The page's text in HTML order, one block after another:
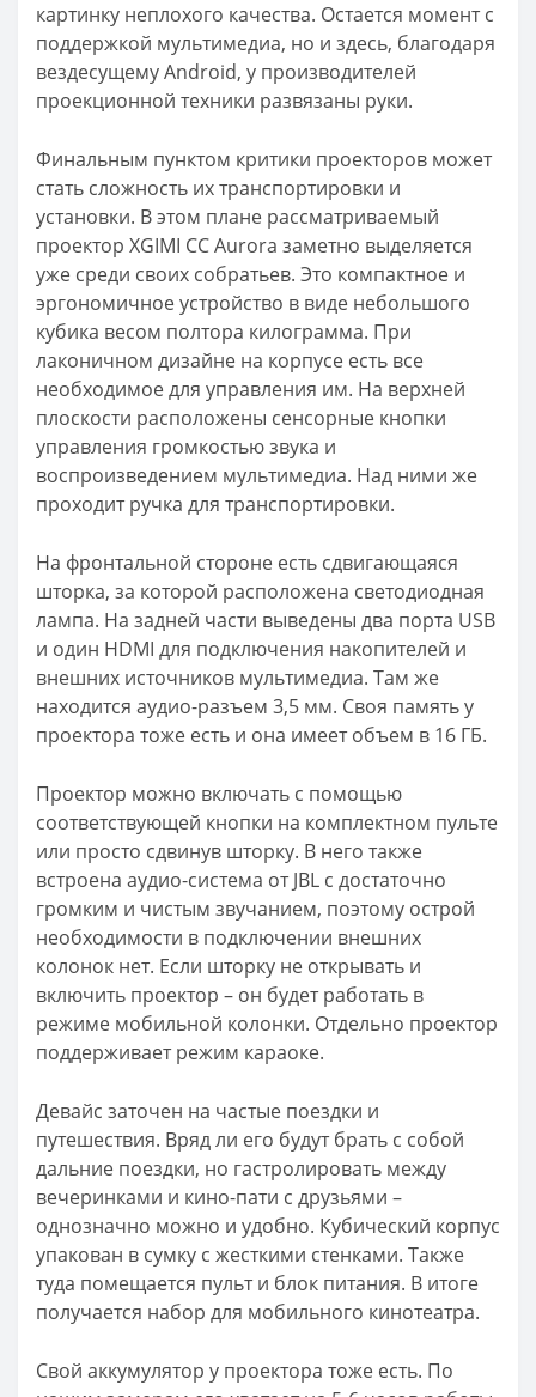
картинку неплохого качества. Остается момент с
поддержкой мультимедиа, но и здесь, благодаря
вездесущему Android, у производителей
проекционной техники развязаны руки.
Финальным пунктом критики проекторов может
стать сложность их транспортировки и
установки. В этом плане рассматриваемый
проектор XGIMI CC Aurora заметно выделяется
уже среди своих собратьев. Это компактное и
эргономичное устройство в виде небольшого
кубика весом полтора килограмма. При
лаконичном дизайне на корпусе есть все
необходимое для управления им. На верхней
плоскости расположены сенсорные кнопки
управления громкостью звука и
воспроизведением мультимедиа. Над ними же
проходит ручка для транспортировки.
На фронтальной стороне есть сдвигающаяся
шторка, за которой расположена светодиодная
лампа. На задней части выведены два порта USB
и один HDMI для подключения накопителей и
внешних источников мультимедиа. Там же
находится аудио-разъем 3,5 мм. Своя память у
проектора тоже есть и она имеет объем в 16 ГБ.
Проектор можно включать с помощью
соответствующей кнопки на комплектном пульте
или просто сдвинув шторку. В него также
встроена аудио-система от JBL с достаточно
громким и чистым звучанием, поэтому острой
необходимости в подключении внешних
колонок нет. Если шторку не открывать и
включить проектор – он будет работать в
режиме мобильной колонки. Отдельно проектор
поддерживает режим караоке.
Девайс заточен на частые поездки и
путешествия. Вряд ли его будут брать с собой
дальние поездки, но гастролировать между
вечеринками и кино-пати с друзьями –
однозначно можно и удобно. Кубический корпус
упакован в сумку с жесткими стенками. Также
туда помещается пульт и блок питания. В итоге
получается набор для мобильного кинотеатра.
Свой аккумулятор у проектора тоже есть. По